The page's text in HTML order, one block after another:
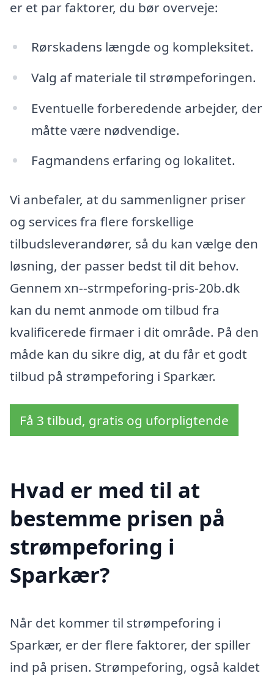
er et par faktorer, du bør overveje:
Rørskadens længde og kompleksitet.
Valg af materiale til strømpeforingen.
Eventuelle forberedende arbejder, der
måtte være nødvendige.
Fagmandens erfaring og lokalitet.
Vi anbefaler, at du sammenligner priser
og services fra flere forskellige
tilbudsleverandører, så du kan vælge den
løsning, der passer bedst til dit behov.
Gennem xn--strmpeforing-pris-20b.dk
kan du nemt anmode om tilbud fra
kvalificerede firmaer i dit område. På den
måde kan du sikre dig, at du får et godt
tilbud på strømpeforing i Sparkær.
Få 3 tilbud, gratis og uforpligtende
Hvad er med til at
bestemme prisen på
strømpeforing i
Sparkær?
Når det kommer til strømpeforing i
Sparkær, er der flere faktorer, der spiller
ind på prisen. Strømpeforing, også kaldet